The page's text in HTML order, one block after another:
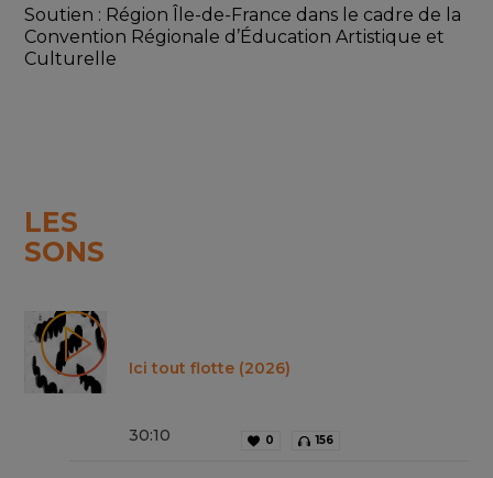
Soutien : Région Île-de-France dans le cadre de la
Convention Régionale d’Éducation Artistique et
Culturelle
LES
SONS
Ici tout flotte (2026)
30:10 0 156